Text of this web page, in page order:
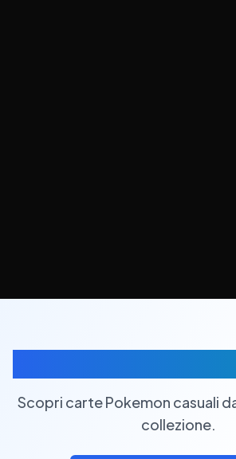
Scopri carte Pokemon casuali
collezione.